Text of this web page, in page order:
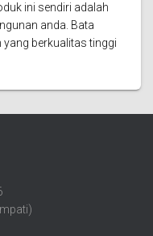
ini sendiri adalah
anda. Bata
berkualitas tinggi